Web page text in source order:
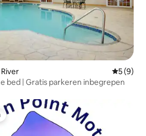
5 (9)
bed | Gratis parkeren inbegrepen